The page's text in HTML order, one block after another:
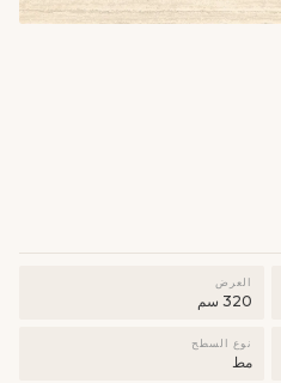
العرض
320 سم
نوع السطح
مط